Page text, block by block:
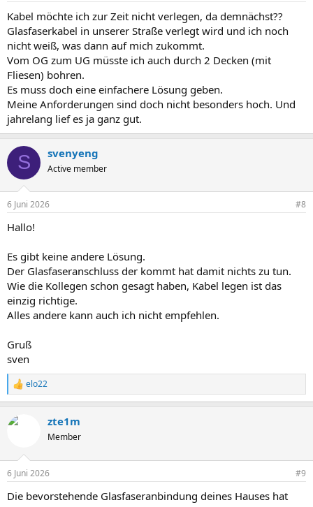
Kabel möchte ich zur Zeit nicht verlegen, da demnächst??
Glasfaserkabel in unserer Straße verlegt wird und ich noch
nicht weiß, was dann auf mich zukommt.
Vom OG zum UG müsste ich auch durch 2 Decken (mit
Fliesen) bohren.
Es muss doch eine einfachere Lösung geben.
Meine Anforderungen sind doch nicht besonders hoch. Und
jahrelang lief es ja ganz gut.
S svenyeng
Active member
6 Juni 2026 #8
Hallo!
Es gibt keine andere Lösung.
Der Glasfaseranschluss der kommt hat damit nichts zu tun.
Wie die Kollegen schon gesagt haben, Kabel legen ist das
einzig richtige.
Alles andere kann auch ich nicht empfehlen.
Gruß
sven
R
e
k
e
:
elo22
zte1m
Member
6 Juni 2026 #9
Die bevorstehende Glasfaseranbindung deines Hauses hat